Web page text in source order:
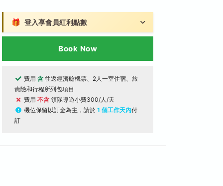
🎁 登入享會員紅利點數
Book Now
費用 含 往返經濟艙機票、2人一室住宿、旅
責險和行程所列包項目
費用 不含 領隊導遊小費300/人/天
機位保留以訂金為主，請於 1 個工作天內付
訂